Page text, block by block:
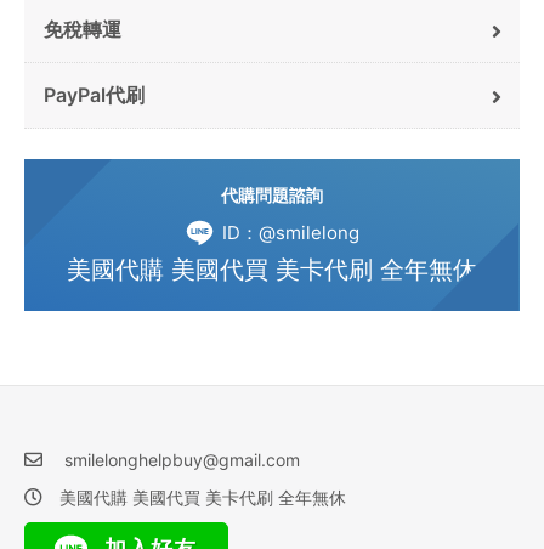
免稅轉運
PayPal代刷
代購問題諮詢
ID：@smilelong
美國代購 美國代買 美卡代刷 全年無休
smilelonghelpbuy@gmail.com
美國代購 美國代買 美卡代刷 全年無休